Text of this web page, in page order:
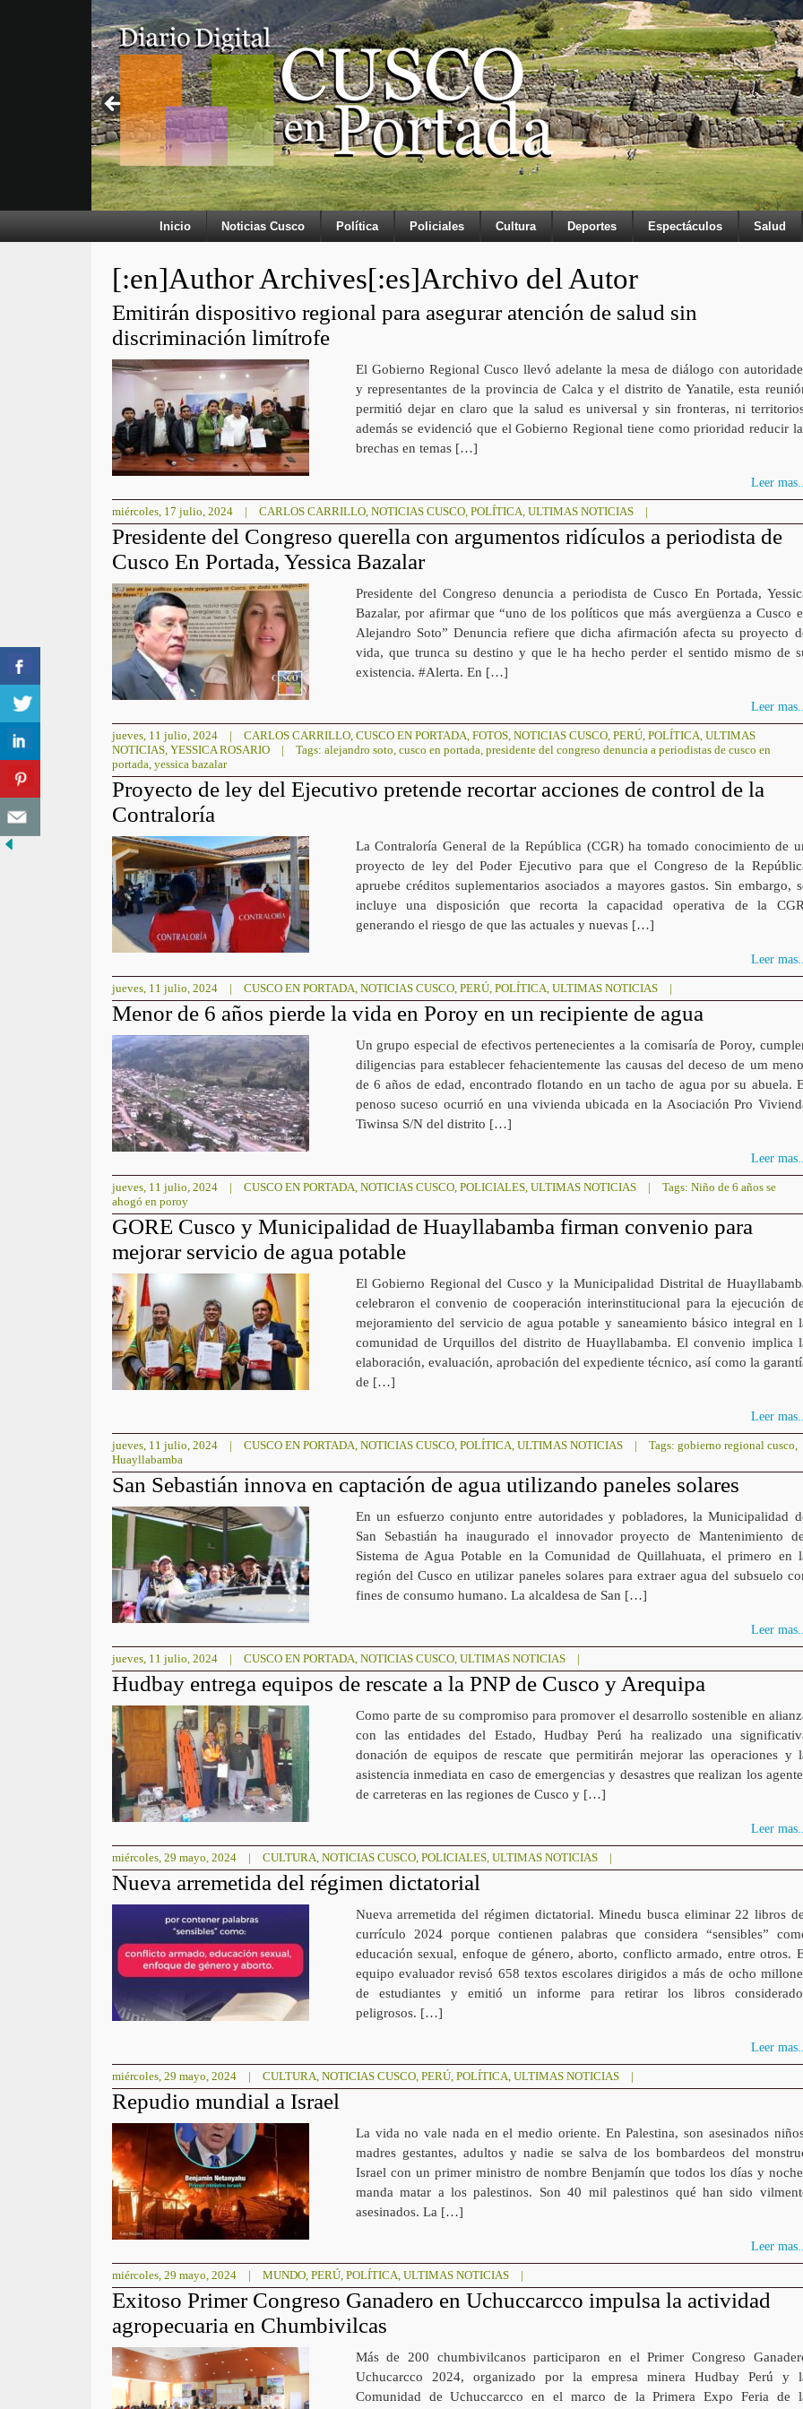
Inicio Noticias Cusco Política Policiales Cultura Deportes Espectáculos Salud
[:en]Author Archives[:es]Archivo del Autor
Emitirán dispositivo regional para asegurar atención de salud sin
discriminación limítrofe
El Gobierno Regional Cusco llevó adelante la mesa de diálogo con
y representantes de la provincia de Calca y el distrito de Yanatile, esta
permitió dejar en claro que la salud es universal y sin fronteras, ni
además se evidenció que el Gobierno Regional tiene como prioridad reducir
brechas en temas […]
Leer mas...
miércoles, 17 julio, 2024 | CARLOS CARRILLO, NOTICIAS CUSCO, POLÍTICA ULTIMAS NOTICIAS |
Presidente del Congreso querella con argumentos ridículos a periodista de
Cusco En Portada, Yessica Bazalar
Presidente del Congreso denuncia a periodista de Cusco En Portada,
Bazalar, por afirmar que “uno de los políticos que más avergüenza a Cusco
Alejandro Soto” Denuncia refiere que dicha afirmación afecta su proyecto
vida, que trunca su destino y que le ha hecho perder el sentido mismo de
existencia. #Alerta. En […]
Leer mas...
jueves, 11 julio, 2024 | CARLOS CARRILLO, CUSCO EN PORTADA FOTOS, NOTICIAS CUSCO, PERÚ, POLÍTICA ULTIMAS
NOTICIAS, YESSICA ROSARIO | Tags: alejandro soto cusco en portada presidente del congreso denuncia a periodistas de cusco en
portada yessica bazalar
Proyecto de ley del Ejecutivo pretende recortar acciones de control de la
Contraloría
La Contraloría General de la República (CGR) ha tomado conocimiento de
proyecto de ley del Poder Ejecutivo para que el Congreso de la
apruebe créditos suplementarios asociados a mayores gastos. Sin embargo,
incluye una disposición que recorta la capacidad operativa de la
generando el riesgo de que las actuales y nuevas […]
Leer mas...
jueves, 11 julio, 2024 | CUSCO EN PORTADA NOTICIAS CUSCO, PERÚ, POLÍTICA ULTIMAS NOTICIAS |
Menor de 6 años pierde la vida en Poroy en un recipiente de agua
Un grupo especial de efectivos pertenecientes a la comisaría de Poroy,
diligencias para establecer fehacientemente las causas del deceso de um
de 6 años de edad, encontrado flotando en un tacho de agua por su abuela.
penoso suceso ocurrió en una vivienda ubicada en la Asociación Pro
Tiwinsa S/N del distrito […]
Leer mas...
jueves, 11 julio, 2024 | CUSCO EN PORTADA NOTICIAS CUSCO, POLICIALES, ULTIMAS NOTICIAS | Tags: Niño de 6 años se
ahogó en poroy
GORE Cusco y Municipalidad de Huayllabamba firman convenio para
mejorar servicio de agua potable
El Gobierno Regional del Cusco y la Municipalidad Distrital de
celebraron el convenio de cooperación interinstitucional para la ejecución
mejoramiento del servicio de agua potable y saneamiento básico integral en
comunidad de Urquillos del distrito de Huayllabamba. El convenio implica
elaboración, evaluación, aprobación del expediente técnico, así como la
de […]
Leer mas...
jueves, 11 julio, 2024 | CUSCO EN PORTADA NOTICIAS CUSCO, POLÍTICA ULTIMAS NOTICIAS | Tags: gobierno regional cusco
Huayllabamba
San Sebastián innova en captación de agua utilizando paneles solares
En un esfuerzo conjunto entre autoridades y pobladores, la Municipalidad
San Sebastián ha inaugurado el innovador proyecto de Mantenimiento
Sistema de Agua Potable en la Comunidad de Quillahuata, el primero en
región del Cusco en utilizar paneles solares para extraer agua del subsuelo
fines de consumo humano. La alcaldesa de San […]
Leer mas...
jueves, 11 julio, 2024 | CUSCO EN PORTADA NOTICIAS CUSCO, ULTIMAS NOTICIAS |
Hudbay entrega equipos de rescate a la PNP de Cusco y Arequipa
Como parte de su compromiso para promover el desarrollo sostenible en
con las entidades del Estado, Hudbay Perú ha realizado una
donación de equipos de rescate que permitirán mejorar las operaciones y
asistencia inmediata en caso de emergencias y desastres que realizan los
de carreteras en las regiones de Cusco y […]
Leer mas...
miércoles, 29 mayo, 2024 | CULTURA NOTICIAS CUSCO, POLICIALES, ULTIMAS NOTICIAS |
Nueva arremetida del régimen dictatorial
Nueva arremetida del régimen dictatorial. Minedu busca eliminar 22 libros
currículo 2024 porque contienen palabras que considera “sensibles”
educación sexual, enfoque de género, aborto, conflicto armado, entre otros.
equipo evaluador revisó 658 textos escolares dirigidos a más de ocho
de estudiantes y emitió un informe para retirar los libros
peligrosos. […]
Leer mas...
miércoles, 29 mayo, 2024 | CULTURA NOTICIAS CUSCO, PERÚ, POLÍTICA ULTIMAS NOTICIAS |
Repudio mundial a Israel
La vida no vale nada en el medio oriente. En Palestina, son asesinados
madres gestantes, adultos y nadie se salva de los bombardeos del
Israel con un primer ministro de nombre Benjamín que todos los días y
manda matar a los palestinos. Son 40 mil palestinos qué han sido
asesinados. La […]
Leer mas...
miércoles, 29 mayo, 2024 | MUNDO, PERÚ, POLÍTICA ULTIMAS NOTICIAS |
Exitoso Primer Congreso Ganadero en Uchuccarcco impulsa la actividad
agropecuaria en Chumbivilcas
Más de 200 chumbivilcanos participaron en el Primer Congreso
Uchucarcco 2024, organizado por la empresa minera Hudbay Perú y
Comunidad de Uchuccarcco en el marco de la Primera Expo Feria de